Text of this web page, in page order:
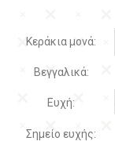
Κεράκια μονά:
Βεγγαλικά:
Ευχή:
Σημείο ευχής: